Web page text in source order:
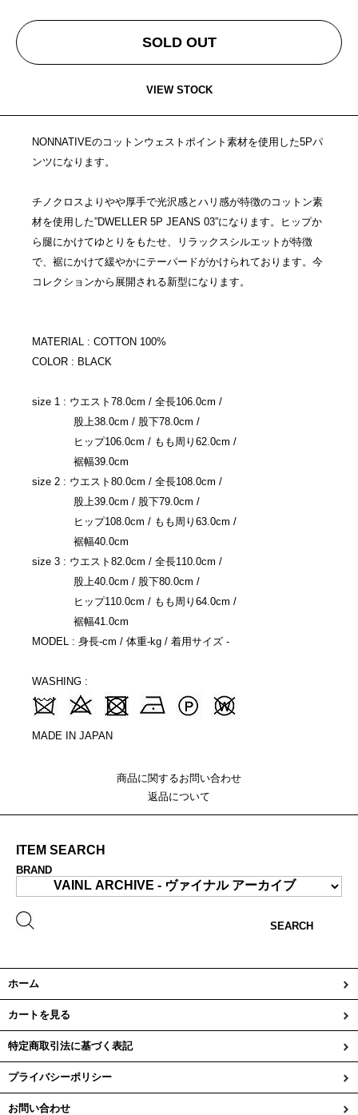
SOLD OUT
VIEW STOCK
NONNATIVEのコットンウェストポイント素材を使用した5Pパ
ンツになります。
チノクロスよりやや厚手で光沢感とハリ感が特徴のコットン素
材を使用した”DWELLER 5P JEANS 03”になります。ヒップか
ら腿にかけてゆとりをもたせ、リラックスシルエットが特徴
で、裾にかけて緩やかにテーパードがかけられております。今
コレクションから展開される新型になります。
MATERIAL : COTTON 100%
COLOR : BLACK
size 1 : ウエスト78.0cm / 全長106.0cm /
股上38.0cm / 股下78.0cm /
ヒップ106.0cm / もも周り62.0cm /
裾幅39.0cm
size 2 : ウエスト80.0cm / 全長108.0cm /
股上39.0cm / 股下79.0cm /
ヒップ108.0cm / もも周り63.0cm /
裾幅40.0cm
size 3 : ウエスト82.0cm / 全長110.0cm /
股上40.0cm / 股下80.0cm /
ヒップ110.0cm / もも周り64.0cm /
裾幅41.0cm
MODEL : 身長-cm / 体重-kg / 着用サイズ -
WASHING :
MADE IN JAPAN
商品に関するお問い合わせ
返品について
ITEM SEARCH
BRAND
SEARCH
ホーム
カートを見る
特定商取引法に基づく表記
プライバシーポリシー
お問い合わせ